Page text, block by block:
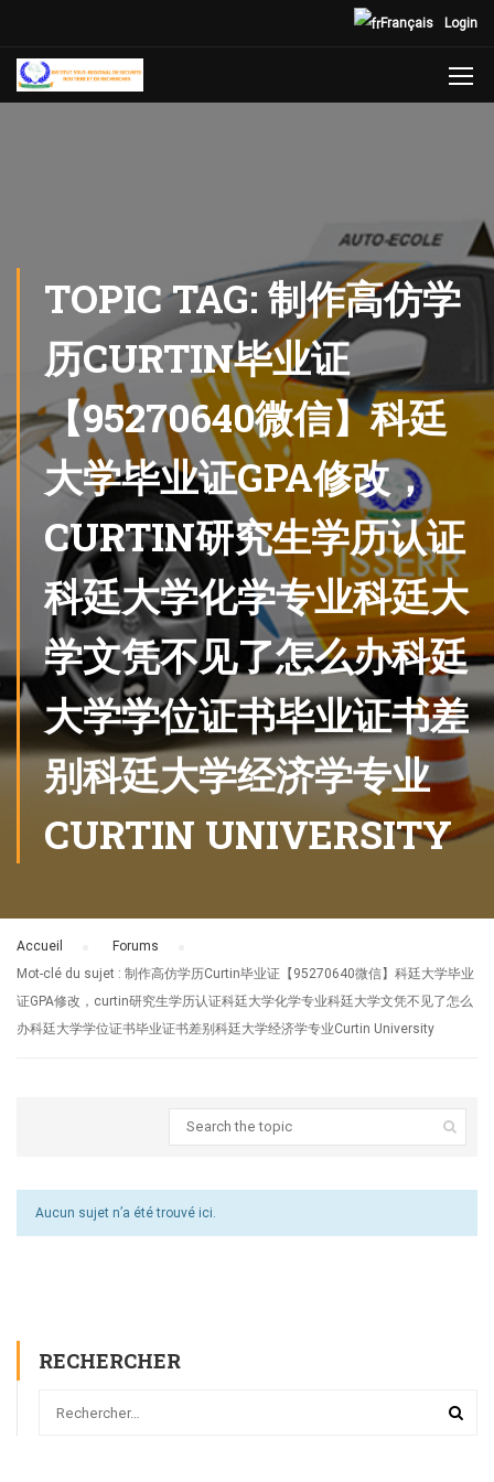
Login
Français
TOPIC TAG: 制作高仿学
历CURTIN毕业证
【95270640微信】科廷
大学毕业证GPA修改，
CURTIN研究生学历认证
科廷大学化学专业科廷大
学文凭不见了怎么办科廷
大学学位证书毕业证书差
别科廷大学经济学专业
CURTIN UNIVERSITY
Accueil Forums
Mot-clé du sujet : 制作高仿学历Curtin毕业证【95270640微信】科廷大学毕业
证GPA修改，curtin研究生学历认证科廷大学化学专业科廷大学文凭不见了怎么
办科廷大学学位证书毕业证书差别科廷大学经济学专业Curtin University
Aucun sujet n’a été trouvé ici.
RECHERCHER